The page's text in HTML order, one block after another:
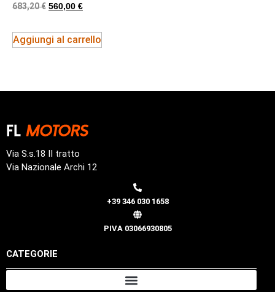
683,20€ 560,00 €
Aggiungi al carrello
Via S.s.18 II tratto
Via Nazionale Archi 12
+39 346 030 1658
PIVA 03066930805
CATEGORIE